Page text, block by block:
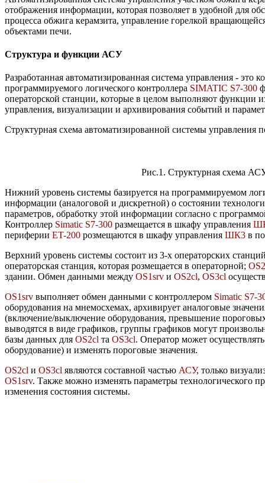
отображения информации, которая позволяет в удобной для
процесса обжига керамзита, управление горелкой
объектами печи.
Структура и функции АСУ
Разработанная автоматизированная система управления - это
программируемого логического контроллера SIMATIC S7-300
операторской станции, которые в целом выполняют функции
управления, визуализации и архивирования событий и
Структурная схема автоматизированной системы управления
Рис.1. Структурная схема
Нижний уровень системы базируется на программируемом
информации (аналоговой и дискретной) о состоянии
параметров, обработку этой информации согласно с
Контроллер Simatic S7-300 размещается в шкафу управления
периферии ET-200 розмещаются в шкафу управления ШК3 в
Верхний уровень системы состоит из 3-х операторских
операторская станция, которая розмещается в операторной;
здании. Обмен данными между OS1srv и OS2cl, OS3cl
OS1srv выполняет обмен данными с контроллером Simatic S7-
оборудования на мнемосхемах, архивирует аналоговые
(включение/выключение оборудования, превышение
выводятся в виде графиков, группы графиков могут
базы данных для OS2cl та OS3cl. Оператор может
оборудование) и изменять пороговые значения.
OS2cl и OS3cl являются составной частью АСУ, только
OS1srv. Также можно изменять параметры технологического
изменения состояния системы.